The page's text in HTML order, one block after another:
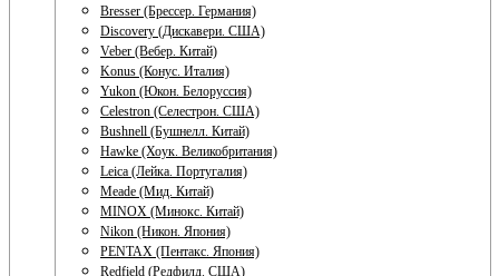
Bresser (Брессер. Германия)
Discovery (Дискавери. США)
Veber (Вебер. Китай)
Konus (Конус. Италия)
Yukon (Юкон. Белоруссия)
Celestron (Селестрон. США)
Bushnell (Бушнелл. Китай)
Hawke (Хоук. Великобритания)
Leica (Лейка. Португалия)
Meade (Мид. Китай)
MINOX (Минокс. Китай)
Nikon (Никон. Япония)
PENTAX (Пентакс. Япония)
Redfield (Редфилд. США)